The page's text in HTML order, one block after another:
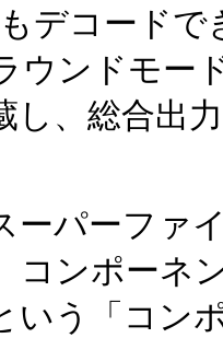
デコード
ウンドモー
し、総合出
パーファ
コンポーネ
いう「コン